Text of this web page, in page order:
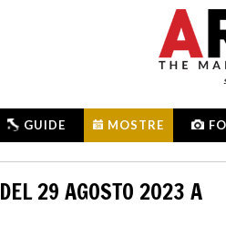
GUIDE MOSTRE
DEL 29 AGOSTO 2023 A